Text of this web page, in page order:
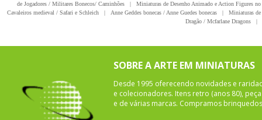
de Jogadores / Militares Bonecos/ Caminhões
|
Miniaturas de Desenho Animado e Action Figures
Cavaleiros medieval / Safari e Schleich
| Anne Geddes bonecas / Anne Guedes bonecas |
Miniaturas
Dragão / Mcfarlane Dragons
|
SOBRE A ARTE EM MINIATURAS
Desde 1995 oferecendo novidades e
e colecionadores. Itens retro (anos 80),
e de várias marcas. Compramos